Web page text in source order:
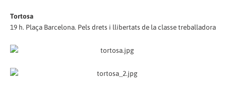
Tortosa
19 h. Plaça Barcelona. Pels drets i llibertats de la classe treballadora